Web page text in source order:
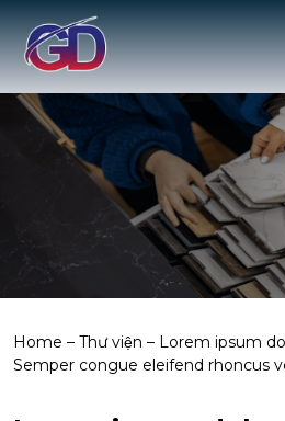
Home – Thư viện – Lorem ipsum
Semper congue eleifend rhoncus